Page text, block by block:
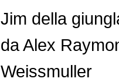
Jim della
da Alex
Weissmuller